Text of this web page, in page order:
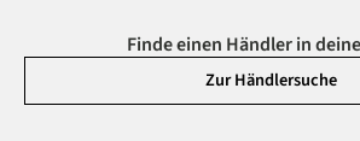
Finde einen Händler in
Zur Händlersuche